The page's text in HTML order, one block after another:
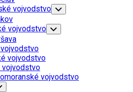
Menu
vojvodstvo Toggle
Child
Menu
vojvodstvo Toggle
Child
vojvodstvo
vojvodstvo